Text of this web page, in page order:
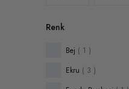
Renk
Bej ( 1 )
Ekru ( 3 )